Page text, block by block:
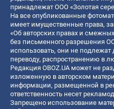
принадлежат ООО «Золотая
На все опубликованные
имеет имущественные права,
«Об авторских правах и
без письменного разрешения
использовать, они не
переводу, распространению в
Редакция OBOZ.UA может не
изложенную в авторском
информации, размещенной в
ответственность несет
Запрещено использование